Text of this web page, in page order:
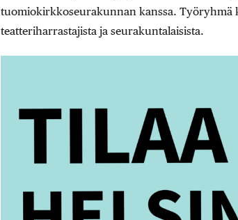
tuomiokirkkoseurakunnan kanssa. Työryhmä
teatteriharrastajista ja seurakuntalaisista.